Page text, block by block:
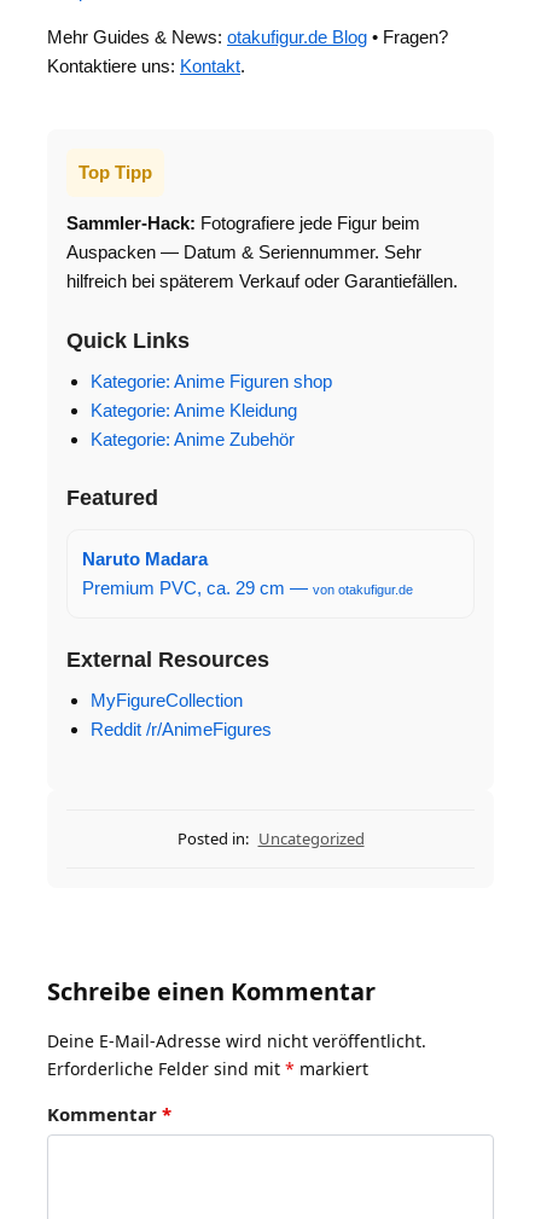
Mehr Guides & News: otakufigur.de Blog • Fragen?
Kontaktiere uns: Kontakt.
Top Tipp
Sammler-Hack: Fotografiere jede Figur beim
Auspacken — Datum & Seriennummer. Sehr
hilfreich bei späterem Verkauf oder Garantiefällen.
Quick Links
Kategorie: Anime Figuren shop
Kategorie: Anime Kleidung
Kategorie: Anime Zubehör
Featured
Naruto Madara
Premium PVC, ca. 29 cm — von otakufigur.de
External Resources
MyFigureCollection
Reddit /r/AnimeFigures
Posted in: Uncategorized
Schreibe einen Kommentar
Deine E-Mail-Adresse wird nicht veröffentlicht.
Erforderliche Felder sind mit * markiert
Kommentar *